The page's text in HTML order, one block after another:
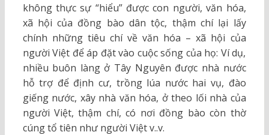
không thực sự “hiểu” được con người, văn hóa,
xã hội của đồng bào dân tộc, thậm chí lại lấy
chính những tiêu chí về văn hóa – xã hội của
người Việt để áp đặt vào cuộc sống của họ: Ví dụ,
nhiều buôn làng ở Tây Nguyên được nhà nước
hỗ trợ để định cư, trồng lúa nước hai vụ, đào
giếng nước, xây nhà văn hóa, ở theo lối nhà của
người Việt, thậm chí, có nơi đồng bào còn thờ
cúng tổ tiên như người Việt v..v.